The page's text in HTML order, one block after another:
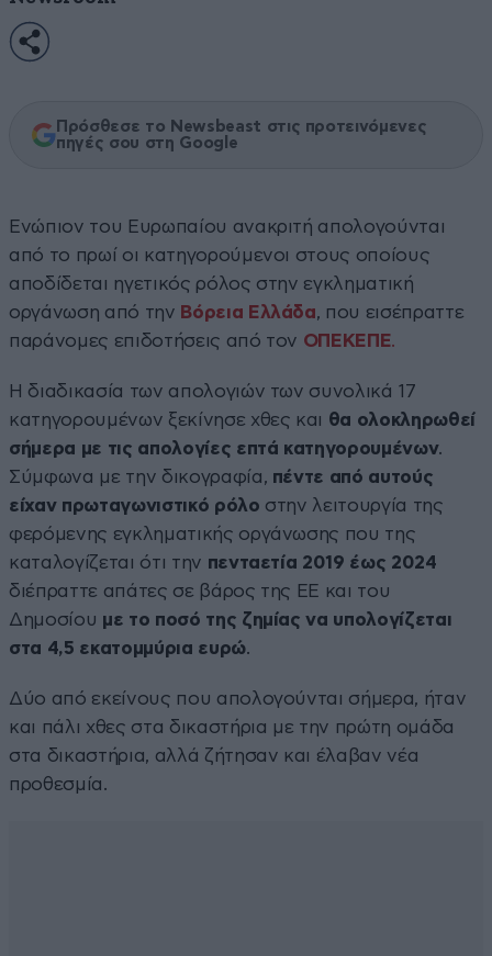
Πρόσθεσε το Newsbeast στις προτεινόμενες
πηγές σου στη Google
Ενώπιον του Ευρωπαίου ανακριτή απολογούνται
από το πρωί οι κατηγορούμενοι στους οποίους
αποδίδεται ηγετικός ρόλος στην εγκληματική
οργάνωση από την Βόρεια Ελλάδα, που εισέπραττε
παράνομες επιδοτήσεις από τον ΟΠΕΚΕΠΕ.
Η διαδικασία των απολογιών των συνολικά 17
κατηγορουμένων ξεκίνησε χθες και θα ολοκληρωθεί
σήμερα με τις απολογίες επτά κατηγορουμένων.
Σύμφωνα με την δικογραφία, πέντε από αυτούς
είχαν πρωταγωνιστικό ρόλο στην λειτουργία της
φερόμενης εγκληματικής οργάνωσης που της
καταλογίζεται ότι την πενταετία 2019 έως 2024
διέπραττε απάτες σε βάρος της ΕΕ και του
Δημοσίου με το ποσό της ζημίας να υπολογίζεται
στα 4,5 εκατομμύρια ευρώ.
Δύο από εκείνους που απολογούνται σήμερα, ήταν
και πάλι χθες στα δικαστήρια με την πρώτη ομάδα
στα δικαστήρια, αλλά ζήτησαν και έλαβαν νέα
προθεσμία.